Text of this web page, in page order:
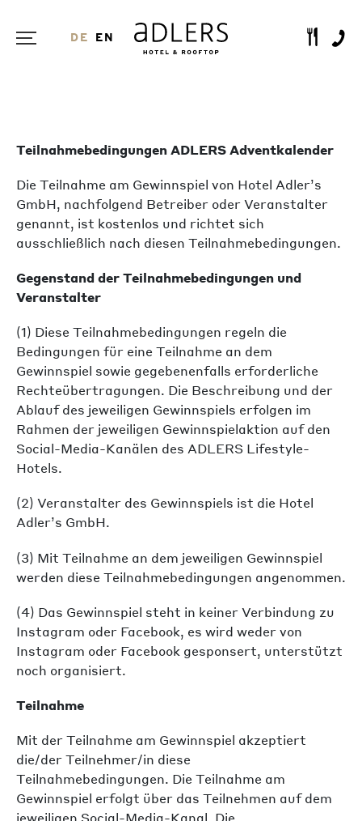
DE EN
Teilnahmebedingungen ADLERS Adventkalender
Die Teilnahme am Gewinnspiel von Hotel Adler’s
GmbH, nachfolgend Betreiber oder Veranstalter
genannt, ist kostenlos und richtet sich
ausschließlich nach diesen Teilnahmebedingungen.
Gegenstand der Teilnahmebedingungen und
Veranstalter
(1) Diese Teilnahmebedingungen regeln die
Bedingungen für eine Teilnahme an dem
Gewinnspiel sowie gegebenenfalls erforderliche
Rechteübertragungen. Die Beschreibung und der
Ablauf des jeweiligen Gewinnspiels erfolgen im
Rahmen der jeweiligen Gewinnspielaktion auf den
Social-Media-Kanälen des ADLERS Lifestyle-
Hotels.
(2) Veranstalter des Gewinnspiels ist die Hotel
Adler’s GmbH.
(3) Mit Teilnahme an dem jeweiligen Gewinnspiel
werden diese Teilnahmebedingungen angenommen.
(4) Das Gewinnspiel steht in keiner Verbindung zu
Instagram oder Facebook, es wird weder von
Instagram oder Facebook gesponsert, unterstützt
noch organisiert.
Teilnahme
Mit der Teilnahme am Gewinnspiel akzeptiert
die/der Teilnehmer/in diese
Teilnahmebedingungen. Die Teilnahme am
Gewinnspiel erfolgt über das Teilnehmen auf dem
jeweiligen Social-Media-Kanal. Die